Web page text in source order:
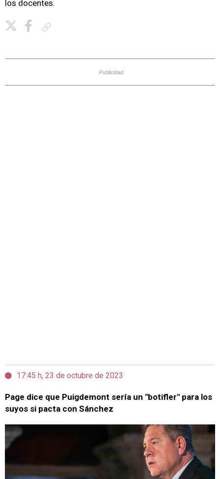
los docentes.
Publicidad
17:45 h, 23 de octubre de 2023
Page dice que Puigdemont sería un "botifler" para los
suyos si pacta con Sánchez